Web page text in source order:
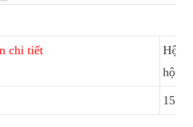
chi tiết
Hộp
hộp
15